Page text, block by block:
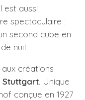
est aussi
spectaculaire :
second cube en
nuit.
créations
Stuttgart. Unique
conçue en 1927